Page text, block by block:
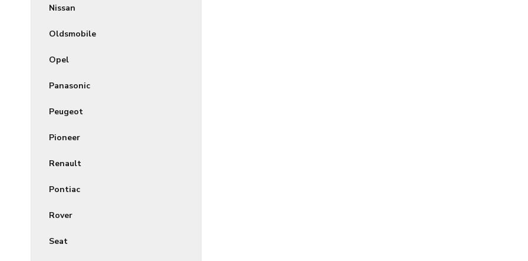
Nissan
Oldsmobile
Opel
Panasonic
Peugeot
Pioneer
Renault
Pontiac
Rover
Seat